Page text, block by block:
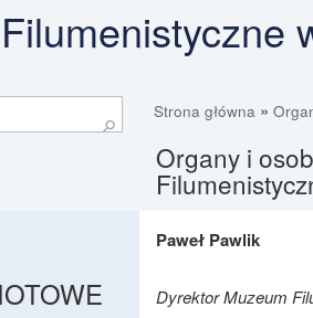
⚲
Strona główna »
Organy i
Paweł Pawlik
Dyrektor Muzeum